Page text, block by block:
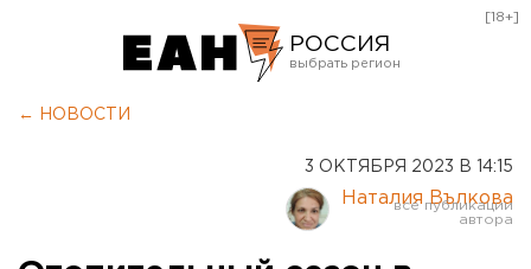
РОССИЯ
Курган
Оренбург
[18+]
← НОВОСТИ
3 ОКТЯБРЯ 2023 В 14:15
Наталия Вълкова